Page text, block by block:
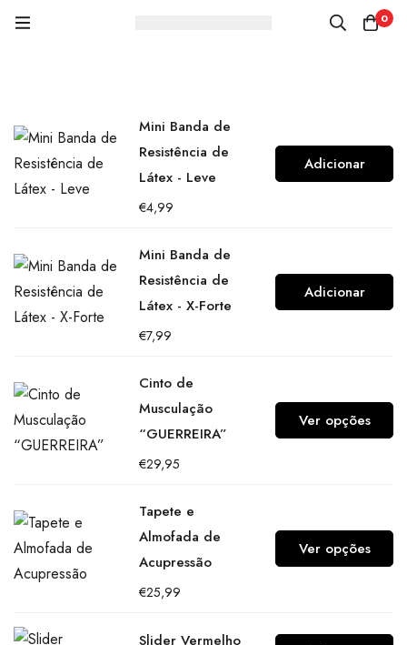
0
Mini Banda de
Resistência de
Látex - Leve
€4,99
Adicionar
Mini Banda de
Resistência de
Látex - X-Forte
€7,99
Adicionar
Cinto de
Musculação
“GUERREIRA”
€29,95
Ver opções
Tapete e
Almofada de
Acupressão
€25,99
Ver opções
Slider Vermelho